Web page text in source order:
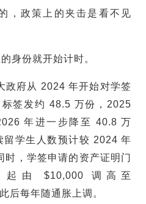
，政策上的夹击是看不见
的身份就开始计时。
政府从 2024 年开始对学签
签发约 48.5 万份，2025
年进一步降至 40.8 万
留学生 人数预计较 2024 年
时，学签申请的资产证明门
由 $10,000 调高至
后每年随通胀上调。